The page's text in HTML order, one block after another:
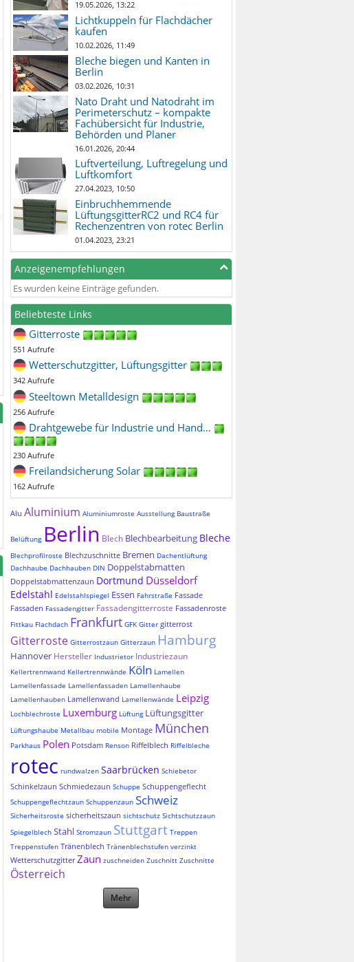
19.05.2026, 13:22
Lichtkuppeln für Flachdächer
kaufen
10.02.2026, 11:49
Bleche biegen und Kanten in
Berlin
03.02.2026, 10:31
Nato Draht und Natodraht im
Perimeterschutz – kompakte
Fachübersicht für Industrie,
Behörden und Planer
16.01.2026, 20:44
Luftverteilung, Luftregelung und
Luftkomfort
27.04.2023, 10:50
Einbruchhemmende
LüftungsgitterRC2 und RC4 für
Rechenzentren von rotec Berlin
01.04.2023, 23:21
Anzeigenempfehlungen
Es wurden keine Einträge gefunden.
Beliebteste Links
Gitterroste
551 Aufrufe
Wetterschutzgitter, Lüftungsgitter
342 Aufrufe
Steeltown Metalldesign
256 Aufrufe
Drahtgewebe für Industrie und Hand…
230 Aufrufe
Freilandsicherung Solar
162 Aufrufe
Alu Aluminium Aluminiumroste Ausstellung Baustraße
Belüftung Berlin Blech Blechbearbeitung Bleche
Blechprofilroste Blechzuschnitte Bremen Dachentlüftung
Dachhaube Dachhauben DIN Doppelstabmatten
Doppelstabmattenzaun Dortmund Düsseldorf
Edelstahl Edelstahlspiegel Essen Fahrstraße Fassade
Fassaden Fassadengitter Fassadengitterroste Fassadenroste
Fittkau Flachdach Frankfurt GFK Gitter gitterrost
Gitterroste Gitterrostzaun Gitterzaun Hamburg
Hannover Hersteller Industrietor Industriezaun
Kellertrennwand Kellertrennwände Köln Lamellen
Lamellenfassade Lamellenfassaden Lamellenhaube
Lamellenhauben Lamellenwand Lamellenwände Leipzig
Lochblechroste Luxemburg Lüftung Lüftungsgitter
Lüftungshaube Metallbau mobile Montage München
Parkhaus Polen Potsdam Renson Riffelblech Riffelbleche
rotec rundwalzen Saarbrücken Schiebetor
Schinkelzaun Schmiedezaun Schuppe Schuppengeflecht
Schuppengeflechtzaun Schuppenzaun Schweiz
Sicherheitsroste sicherheitszaun sichtschutz Sichtschutzzaun
Spiegelblech Stahl Stromzaun Stuttgart Treppen
Treppenstufen Tränenblech Tränenblechstufen verzinkt
Wetterschutzgitter Zaun zuschneiden Zuschnitt Zuschnitte
Österreich
Mehr